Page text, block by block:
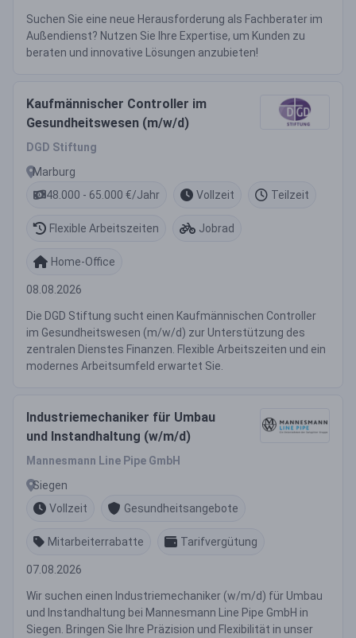
Suchen Sie eine neue Herausforderung als Fachberater im
Außendienst? Nutzen Sie Ihre Expertise, um Kunden zu
beraten und innovative Lösungen anzubieten!
Kaufmännischer Controller im
Gesundheitswesen (m/w/d)
DGD Stiftung
Marburg
48.000 - 65.000 €/Jahr
Vollzeit Teilzeit
Flexible Arbeitszeiten Jobrad
Home-Office
08.08.2026
Die DGD Stiftung sucht einen Kaufmännischen Controller
im Gesundheitswesen (m/w/d) zur Unterstützung des
zentralen Dienstes Finanzen. Flexible Arbeitszeiten und ein
modernes Arbeitsumfeld erwartet Sie.
Industriemechaniker für Umbau
und Instandhaltung (w/m/d)
Mannesmann Line Pipe GmbH
Siegen
Vollzeit
Gesundheitsangebote
Mitarbeiterrabatte Tarifvergütung
07.08.2026
Wir suchen einen Industriemechaniker (w/m/d) für Umbau
und Instandhaltung bei Mannesmann Line Pipe GmbH in
Siegen. Bringen Sie Ihre Präzision und Flexibilität in unser